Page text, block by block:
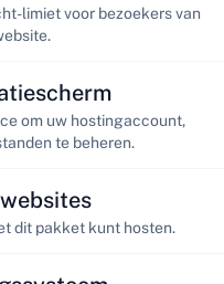
limiet voor bezoekers van
om uw hostingaccount,
te beheren.
dit pakket kunt hosten.